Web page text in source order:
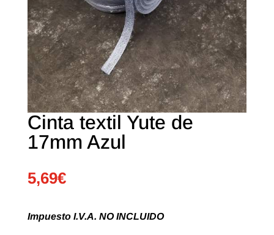
Cinta textil Yute de
17mm Azul
5,69€
Impuesto I.V.A. NO INCLUIDO